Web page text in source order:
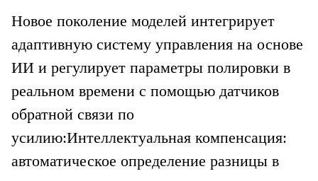
Новое поколение моделей интегрирует
адаптивную систему управления на основе
ИИ и регулирует параметры полировки в
реальном времени с помощью датчиков
обратной связи по
усилию:Интеллектуальная компенсация:
автоматическое определение разницы в